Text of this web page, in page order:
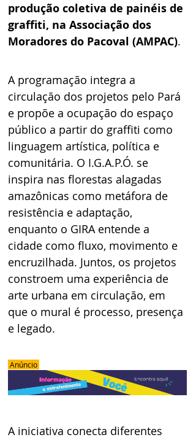
produção coletiva de painéis de
graffiti, na Associação dos
Moradores do Pacoval (AMPAC).
A programação integra a
circulação dos projetos pelo Pará
e propõe a ocupação do espaço
público a partir do graffiti como
linguagem artística, política e
comunitária. O I.G.A.P.Ó. se
inspira nas florestas alagadas
amazônicas como metáfora de
resistência e adaptação,
enquanto o GIRA entende a
cidade como fluxo, movimento e
encruzilhada. Juntos, os projetos
constroem uma experiência de
arte urbana em circulação, em
que o mural é processo, presença
e legado.
Anúncio
A iniciativa conecta diferentes